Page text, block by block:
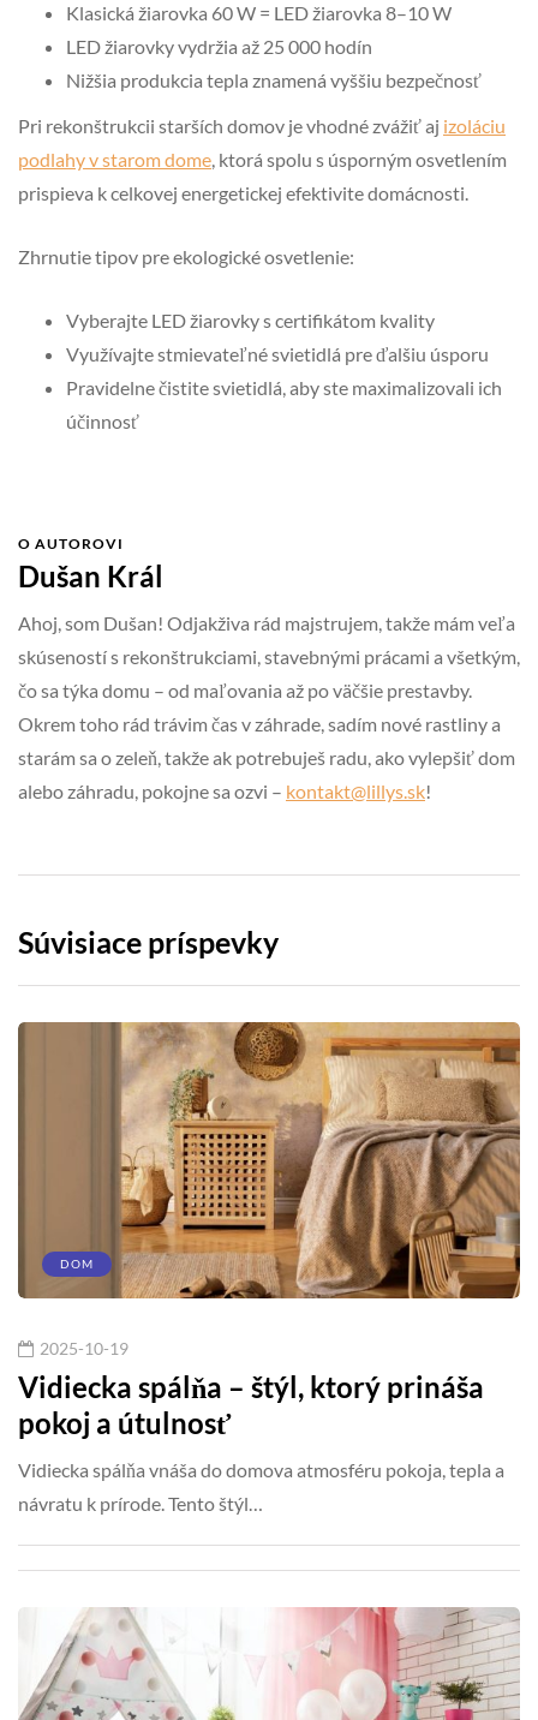
Klasická žiarovka 60 W = LED žiarovka 8–10 W
LED žiarovky vydržia až 25 000 hodín
Nižšia produkcia tepla znamená vyššiu bezpečnosť
Pri rekonštrukcii starších domov je vhodné zvážiť aj izoláciu
podlahy v starom dome, ktorá spolu s úsporným osvetlením
prispieva k celkovej energetickej efektivite domácnosti.
Zhrnutie tipov pre ekologické osvetlenie:
Vyberajte LED žiarovky s certifikátom kvality
Využívajte stmievateľné svietidlá pre ďalšiu úsporu
Pravidelne čistite svietidlá, aby ste maximalizovali ich
účinnosť
O AUTOROVI
Dušan Král
Ahoj, som Dušan! Odjakživa rád majstrujem, takže mám veľa
skúseností s rekonštrukciami, stavebnými prácami a všetkým,
čo sa týka domu – od maľovania až po väčšie prestavby.
Okrem toho rád trávim čas v záhrade, sadím nové rastliny a
starám sa o zeleň, takže ak potrebuješ radu, ako vylepšiť dom
alebo záhradu, pokojne sa ozvi – kontakt@lillys.sk!
Súvisiace príspevky
DOM
2025-10-19
Vidiecka spálňa – štýl, ktorý prináša
pokoj a útulnosť
Vidiecka spálňa vnáša do domova atmosféru pokoja, tepla a
návratu k prírode. Tento štýl…